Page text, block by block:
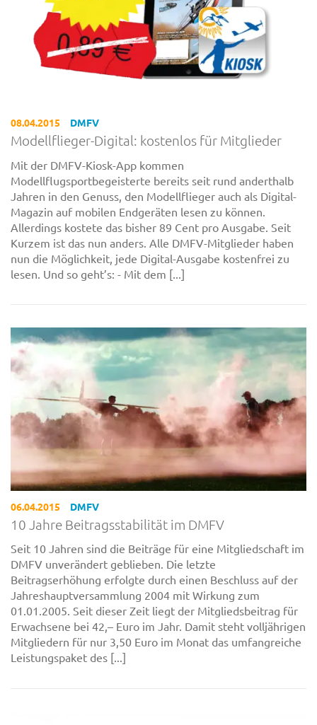
08.04.2015 DMFV
Modellflieger-Digital: kostenlos für Mitglieder
Mit der DMFV-Kiosk-App kommen
Modellflugsportbegeisterte bereits seit rund anderthalb
Jahren in den Genuss, den Modellflieger auch als Digital-
Magazin auf mobilen Endgeräten lesen zu können.
Allerdings kostete das bisher 89 Cent pro Ausgabe. Seit
Kurzem ist das nun anders. Alle DMFV-Mitglieder haben
nun die Möglichkeit, jede Digital-Ausgabe kostenfrei zu
lesen. Und so geht’s: - Mit dem [...]
06.04.2015 DMFV
10 Jahre Beitragsstabilität im DMFV
Seit 10 Jahren sind die Beiträge für eine Mitgliedschaft im
DMFV unverändert geblieben. Die letzte
Beitragserhöhung erfolgte durch einen Beschluss auf der
Jahreshauptversammlung 2004 mit Wirkung zum
01.01.2005. Seit dieser Zeit liegt der Mitgliedsbeitrag für
Erwachsene bei 42,– Euro im Jahr. Damit steht volljährigen
Mitgliedern für nur 3,50 Euro im Monat das umfangreiche
Leistungspaket des [...]